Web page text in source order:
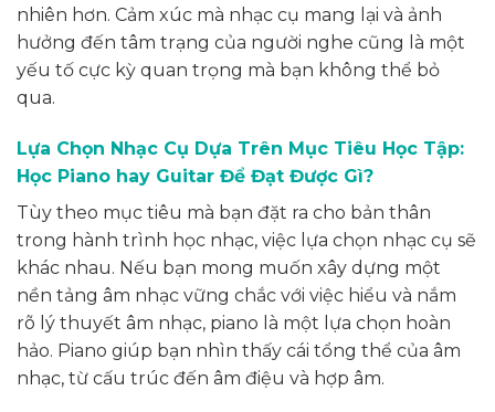
nhiên hơn. Cảm xúc mà nhạc cụ mang lại và ảnh
hưởng đến tâm trạng của người nghe cũng là một
yếu tố cực kỳ quan trọng mà bạn không thể bỏ
qua.
Lựa Chọn Nhạc Cụ Dựa Trên Mục Tiêu Học Tập:
Học Piano hay Guitar Để Đạt Được Gì?
Tùy theo mục tiêu mà bạn đặt ra cho bản thân
trong hành trình học nhạc, việc lựa chọn nhạc cụ sẽ
khác nhau. Nếu bạn mong muốn xây dựng một
nền tảng âm nhạc vững chắc với việc hiểu và nắm
rõ lý thuyết âm nhạc, piano là một lựa chọn hoàn
hảo. Piano giúp bạn nhìn thấy cái tổng thể của âm
nhạc, từ cấu trúc đến âm điệu và hợp âm.